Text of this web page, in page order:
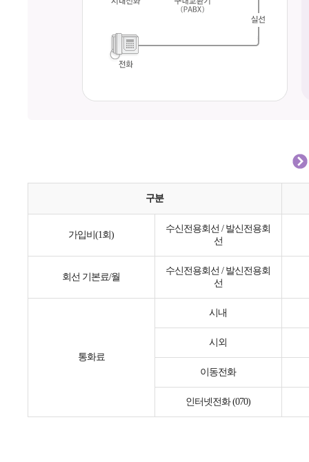
구분
가입비(1회)
수신전용회선 / 발신전용회
선
회선 기본료/월
수신전용회선 / 발신전용회
선
통화료
시내
시외
이동전화
인터넷전화 (070)